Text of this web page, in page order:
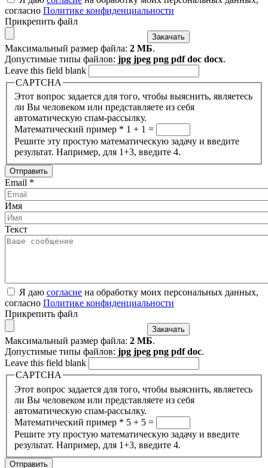
согласно Политике конфиденциальности
Прикрепить файл
Максимальный размер файла: 2 МБ.
Допустимые типы файлов: jpg jpeg png pdf doc docx.
Leave this field blank
CAPTCHA
Этот вопрос задается для того, чтобы выяснить, являетесь
ли Вы человеком или представляете из себя
автоматическую спам-рассылку.
Математический пример * 1 + 1 =
Решите эту простую математическую задачу и введите
результат. Например, для 1+3, введите 4.
Email *
Имя
Текст
Я даю согласие на обработку моих персональных данных,
согласно Политике конфиденциальности
Прикрепить файл
Максимальный размер файла: 2 МБ.
Допустимые типы файлов: jpg jpeg png pdf doc.
Leave this field blank
CAPTCHA
Этот вопрос задается для того, чтобы выяснить, являетесь
ли Вы человеком или представляете из себя
автоматическую спам-рассылку.
Математический пример * 5 + 5 =
Решите эту простую математическую задачу и введите
результат. Например, для 1+3, введите 4.